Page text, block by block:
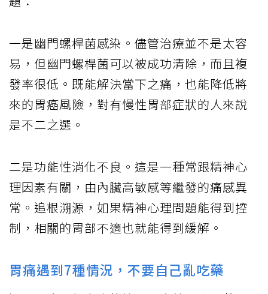
一是幽門螺桿菌感染。儘管治療並不是太容
易，但幽門螺桿菌可以被成功清除，而且複
發率很低。既能解決當下之痛，也能降低將
來的胃癌風險，對有慢性胃部症狀的人來說
是不二之選。
二是功能性消化不良。這是一種常跟精神心
理因素有關，由內臟高敏感等繼發的痛感異
常。追根溯源，如果精神心理問題能得到控
制，相關的胃部不適也就能得到緩解。
胃痛遇到7種情況，不要自己亂吃藥